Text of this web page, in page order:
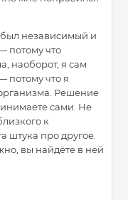
независимый и
потому что
наоборот, я сам
потому что я
Решение
сами. Не
к
штука про другое.
вы найдёте в ней